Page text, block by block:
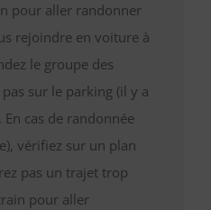
pour aller randonner
rejoindre en voiture à
le groupe des
sur le parking (il y a
cas de randonnée
vérifiez sur un plan
pas un trajet trop
pour aller